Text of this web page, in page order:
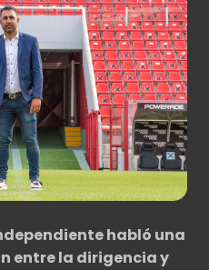
habló una
entre la dirigencia y